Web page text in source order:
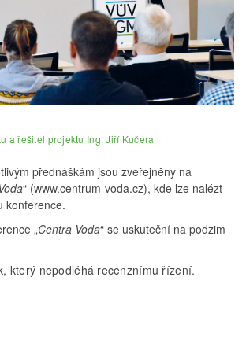
a řešitel projektu Ing. Jiří Kučera
přednáškám jsou zveřejněny na
“ (www.centrum-voda.cz), kde lze nalézt
konference.
„Centra Voda“ se uskuteční na podzim
který nepodléhá recenznímu řízení.